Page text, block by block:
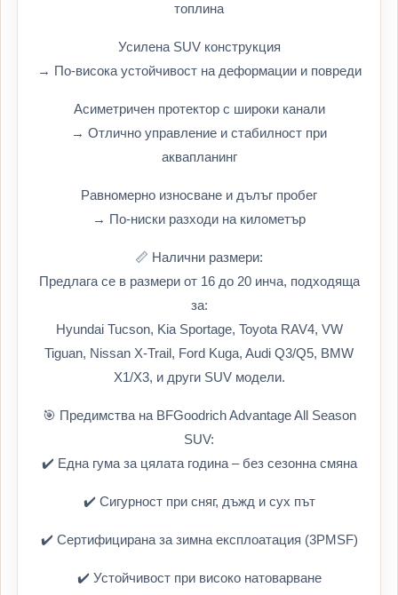
топлина
Усилена SUV конструкция
→ По-висока устойчивост на деформации и повреди
Асиметричен протектор с широки канали
→ Отлично управление и стабилност при
аквапланинг
Равномерно износване и дълъг пробег
→ По-ниски разходи на километър
📏 Налични размери:
Предлага се в размери от 16 до 20 инча, подходяща
за:
Hyundai Tucson, Kia Sportage, Toyota RAV4, VW
Tiguan, Nissan X-Trail, Ford Kuga, Audi Q3/Q5, BMW
X1/X3, и други SUV модели.
🎯 Предимства на BFGoodrich Advantage All Season
SUV:
✔️ Една гума за цялата година – без сезонна смяна
✔️ Сигурност при сняг, дъжд и сух път
✔️ Сертифицирана за зимна експлоатация (3PMSF)
✔️ Устойчивост при високо натоварване